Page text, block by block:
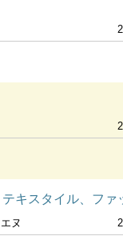
ン、インテリア、プロ
ヌ